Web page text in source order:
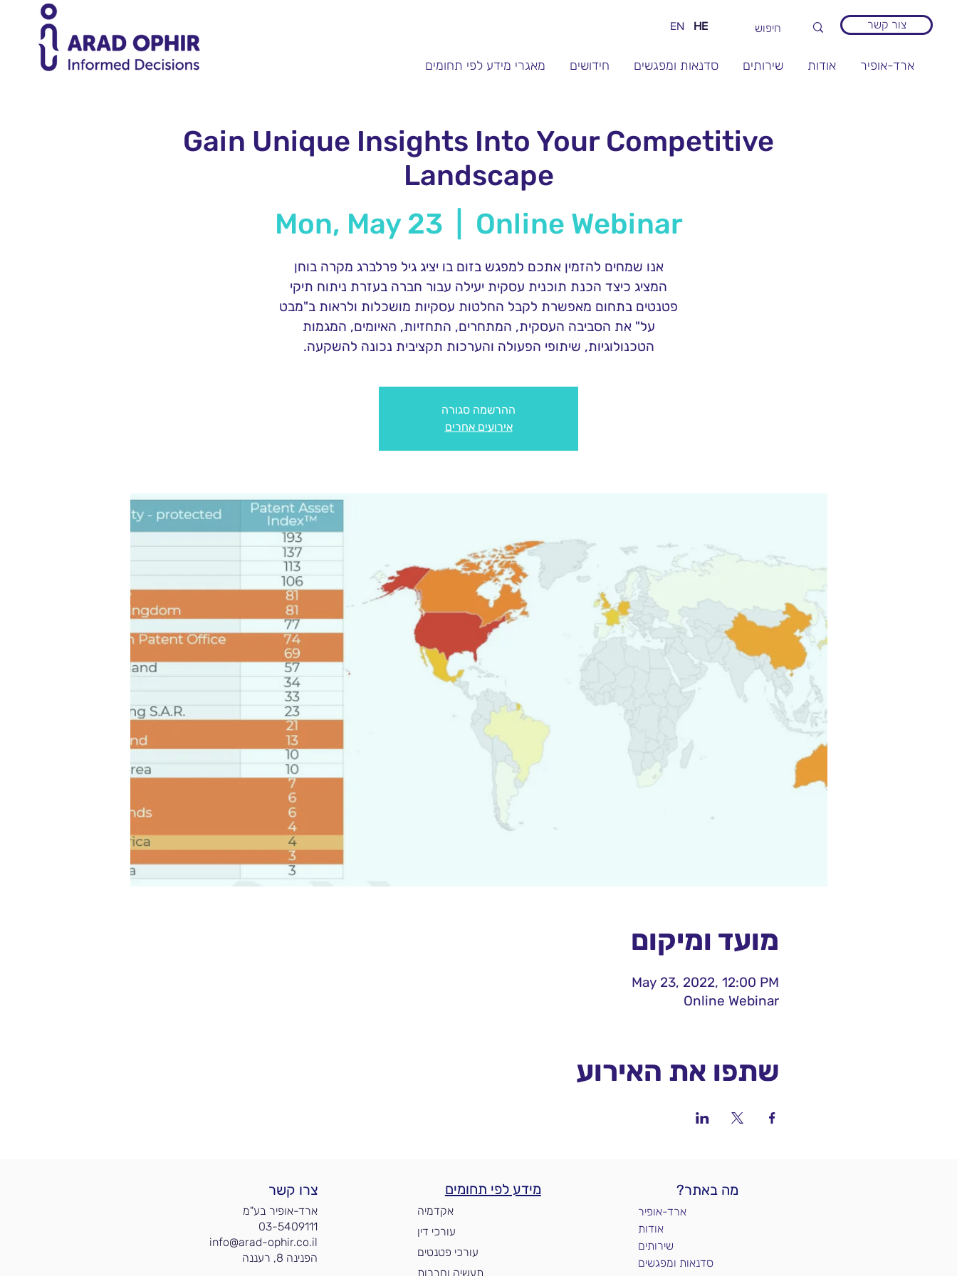
EN HE צור קשר
ארד-אופיר אודות שירותים סדנאות ומפגשים חידושים מאגרי מידע לפי תחומים
Gain Unique Insights Into Your Competitive
Landscape
Mon, May 23
Online Webinar
אנו שמחים להזמין אתכם למפגש בזום בו יציג גיל פרלברג מקרה בוחן
המציג כיצד הכנת תוכנית עסקית יעילה עבור חברה בעזרת ניתוח תיקי
פטנטים בתחום מאפשרת לקבל החלטות עסקיות מושכלות ולראות ב"מבט
על" את הסביבה העסקית, המתחרים, התחזיות, האיומים, המגמות
הטכנולוגיות, שיתופי הפעולה והערכות תקציבית נכונה להשקעה.
ההרשמה סגורה
אירועים אחרים
מועד ומיקום
May 23, 2022, 12:00 PM
Online Webinar
שתפו את האירוע
צרו קשר
ארד-אופיר בע"מ
03-5409111
info@arad-ophir.co.il
הפנינה 8, רעננה
מידע לפי תחומים
אקדמיה
עורכי דין
עורכי פטנטים
תעשיה וחברות
מה באתר?
ארד-אופיר
אודות
שירותים
סדנאות ומפגשים